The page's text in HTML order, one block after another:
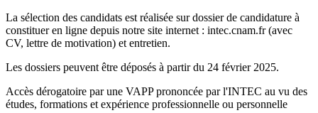
La sélection des candidats est réalisée sur dossier de candidature à
constituer en ligne depuis notre site internet : intec.cnam.fr (avec
CV, lettre de motivation) et entretien.
Les dossiers peuvent être déposés à partir du 24 février 2025.
Accès dérogatoire par une VAPP prononcée par l'INTEC au vu des
études, formations et expérience professionnelle ou personnelle